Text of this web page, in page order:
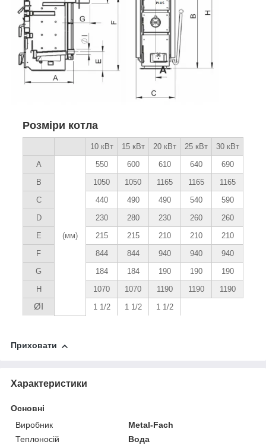
Розміри котла
10 кВт 15 кВт 20 кВт 25 кВт
30 кВт
A
(мм)
550 600 610 640
690
B
1050 1050 1165 1165
1165
C
440 490 490 540
590
D
230 280 230 260
260
E
215 215 210 210
210
F
844 844 940 940
940
G
184 184 190 190
190
H
1070 1070 1190 1190 1190
ØI 1 1/2 1 1/2 1 1/2
Приховати
Характеристики
Основні
Виробник
Metal-Fach
Теплоносій
Вода